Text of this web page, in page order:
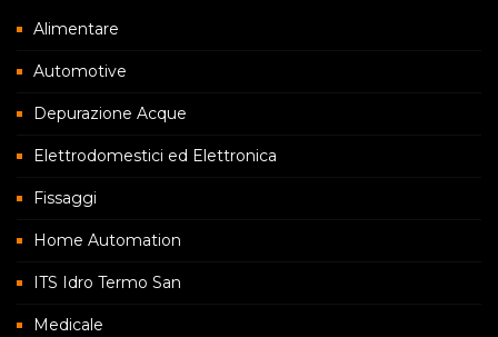
Alimentare
Automotive
Depurazione Acque
Elettrodomestici ed Elettronica
Fissaggi
Home Automation
ITS Idro Termo San
Medicale